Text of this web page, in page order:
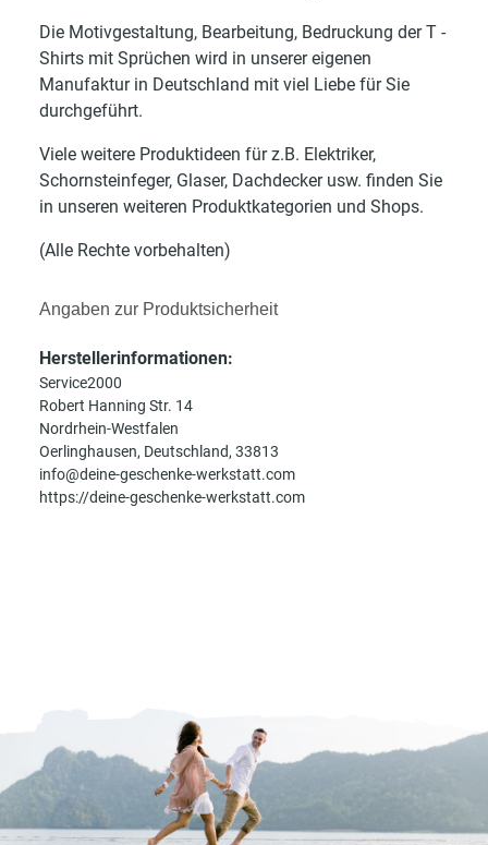
Die Motivgestaltung, Bearbeitung, Bedruckung der T -
Shirts mit Sprüchen wird in unserer eigenen
Manufaktur in Deutschland mit viel Liebe für Sie
durchgeführt.
Viele weitere Produktideen für z.B. Elektriker,
Schornsteinfeger, Glaser, Dachdecker usw. finden Sie
in unseren weiteren Produktkategorien und Shops.
(Alle Rechte vorbehalten)
Angaben zur Produktsicherheit
Herstellerinformationen:
Service2000
Robert Hanning Str. 14
Nordrhein-Westfalen
Oerlinghausen, Deutschland, 33813
info@deine-geschenke-werkstatt.com
https://deine-geschenke-werkstatt.com